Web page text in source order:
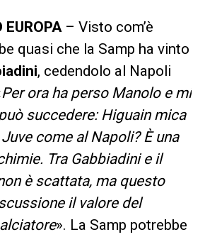
EUROPA– Visto com’è
quasi che la Samp ha vinto
, cedendolo al Napoli
Per ora ha perso Manolo e mi
succedere: Higuain mica
come al Napoli? È una
Tra Gabbiadini e il
è scattata, ma questo
il valore del
». La Samp potrebbe